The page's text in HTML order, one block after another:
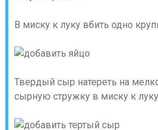
В миску к луку вбить одно
Твердый сыр натереть на
сырную стружку в миску к